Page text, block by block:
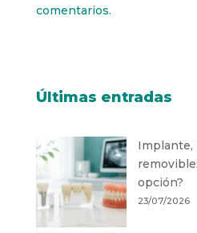
comentarios.
Últimas entradas
Implante,
opción?
23/07/2026